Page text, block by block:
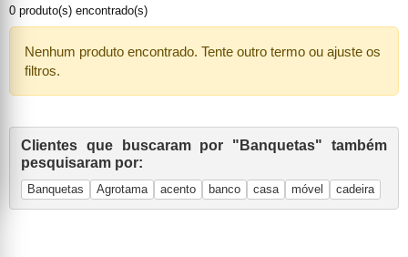
0 produto(s) encontrado(s)
Nenhum produto encontrado. Tente outro termo ou ajuste os
filtros.
Clientes que buscaram por "Banquetas" também
pesquisaram por:
Banquetas Agrotama acento banco casa móvel cadeira